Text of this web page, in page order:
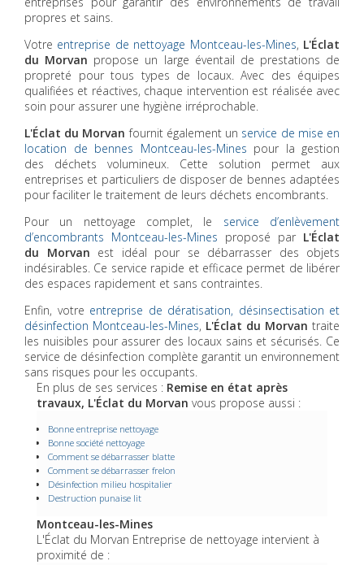
propres et sains.
Votre entreprise de nettoyage Montceau-les-Mines, L'Éclat
du Morvan propose un large éventail de prestations de
propreté pour tous types de locaux. Avec des équipes
qualifiées et réactives, chaque intervention est réalisée avec
soin pour assurer une hygiène irréprochable.
L'Éclat du Morvan fournit également un service de mise en
location de bennes Montceau-les-Mines pour la gestion
des déchets volumineux. Cette solution permet aux
entreprises et particuliers de disposer de bennes adaptées
pour faciliter le traitement de leurs déchets encombrants.
Pour un nettoyage complet, le service d’enlèvement
d’encombrants Montceau-les-Mines proposé par L'Éclat
du Morvan est idéal pour se débarrasser des objets
indésirables. Ce service rapide et efficace permet de libérer
des espaces rapidement et sans contraintes.
Enfin, votre entreprise de dératisation, désinsectisation et
désinfection Montceau-les-Mines, L'Éclat du Morvan traite
les nuisibles pour assurer des locaux sains et sécurisés. Ce
service de désinfection complète garantit un environnement
sans risques pour les occupants.
En plus de ses services : Remise en état après
travaux, L'Éclat du Morvan vous propose aussi :
Bonne entreprise nettoyage
Bonne société nettoyage
Comment se débarrasser blatte
Comment se débarrasser frelon
Désinfection milieu hospitalier
Destruction punaise lit
Montceau-les-Mines
L'Éclat du Morvan Entreprise de nettoyage intervient à
proximité de :